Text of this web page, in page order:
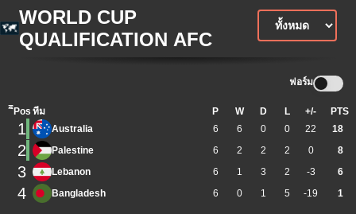
WORLD CUP
QUALIFICATION AFC
ฟอร์ม
ิีPos ทีม P W D L +/- PTS
1 Australia 6 6 0 0 22 18
2 Palestine 6 2 2 2 0 8
3 Lebanon 6 1 3 2 -3 6
4 Bangladesh 6 0 1 5 -19 1